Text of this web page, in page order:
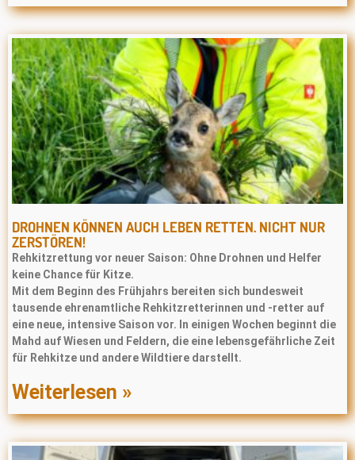
DROHNEN KÖNNEN AUCH LEBEN RETTEN. NICHT NUR
ZERSTÖREN!
Rehkitzrettung vor neuer Saison: Ohne Drohnen und Helfer
keine Chance für Kitze.
Mit dem Beginn des Frühjahrs bereiten sich bundesweit
tausende ehrenamtliche Rehkitzretterinnen und -retter auf
eine neue, intensive Saison vor. In einigen Wochen beginnt die
Mahd auf Wiesen und Feldern, die eine lebensgefährliche Zeit
für Rehkitze und andere Wildtiere darstellt.
Weiterlesen »